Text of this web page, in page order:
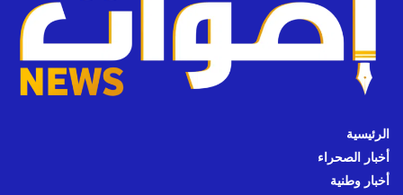
الرئيسية
أخبار الصحراء
أخبار وطنية